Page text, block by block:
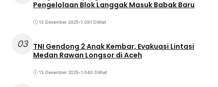
Pengelolaan Blok Langgak Masuk Babak Baru
13 Desember 2025•1.081 Dilihat
03 TNI Gendong 2 Anak Kembar, Evakuasi Lintasi
Medan Rawan Longsor di Aceh
13 Desember 2025•1.040 Dilihat